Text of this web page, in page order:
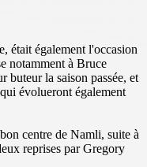
était également l'occasion
notamment à Bruce
la saison passée, et
évolueront également
centre de Namli, suite à
reprises par Gregory